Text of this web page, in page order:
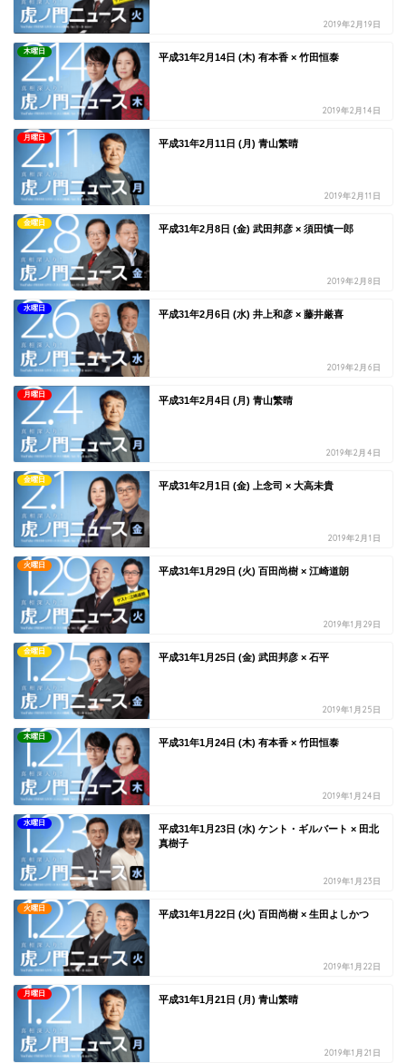
2019年2月19日
木曜日
平成31年2月14日 (木) 有本香 × 竹田恒泰
2019年2月14日
月曜日
平成31年2月11日 (月) 青山繁晴
2019年2月11日
金曜日
平成31年2月8日 (金) 武田邦彦 × 須田慎一郎
2019年2月8日
水曜日
平成31年2月6日 (水) 井上和彦 × 藤井厳喜
2019年2月6日
月曜日
平成31年2月4日 (月) 青山繁晴
2019年2月4日
金曜日
平成31年2月1日 (金) 上念司 × 大高未貴
2019年2月1日
火曜日
平成31年1月29日 (火) 百田尚樹 × 江崎道朗
2019年1月29日
金曜日
平成31年1月25日 (金) 武田邦彦 × 石平
2019年1月25日
木曜日
平成31年1月24日 (木) 有本香 × 竹田恒泰
2019年1月24日
水曜日
平成31年1月23日 (水) ケント・ギルバート × 田北
真樹子
2019年1月23日
火曜日
平成31年1月22日 (火) 百田尚樹 × 生田よしかつ
2019年1月22日
月曜日
平成31年1月21日 (月) 青山繁晴
2019年1月21日